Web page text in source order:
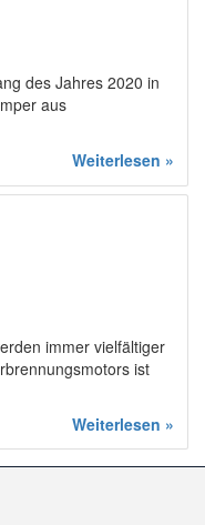
des Jahres 2020 in
aus
Weiterlesen »
immer vielfältiger
ist
Weiterlesen »